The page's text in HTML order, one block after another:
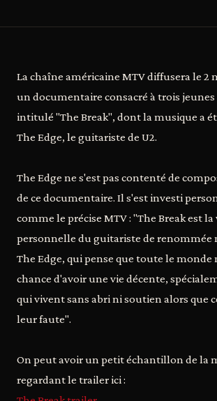
La chaîne américaine MTV diffusera le 2
un documentaire consacré à trois
intitulé "The Break", dont la musique a
The Edge, le guitariste de U2.
The Edge ne s'est pas contenté de
de ce documentaire. Il s'est investi
comme le précise MTV : "The Break est
personnelle du guitariste de renommée
The Edge, qui pense que toute le monde
chance d'avoir une vie décente,
qui vivent sans abri ni soutien alors que
leur faute".
On peut avoir un petit échantillon de la
regardant le trailer ici :